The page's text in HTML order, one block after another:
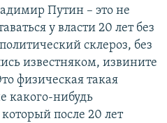
Путин – это не
у власти 20 лет без
склероз, без
известняком, извините
физическая такая
какого-нибудь
после 20 лет